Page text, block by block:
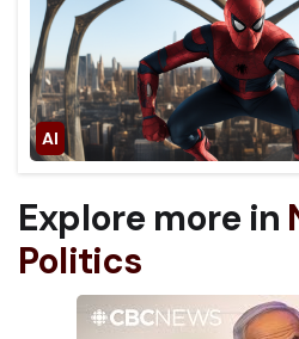
Explore more in
Politics